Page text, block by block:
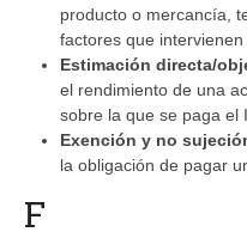
producto o mercancía,
factores que intervienen
Estimación directa/
el rendimiento de una
sobre la que se paga el
Exención y no
la obligación de pagar
F